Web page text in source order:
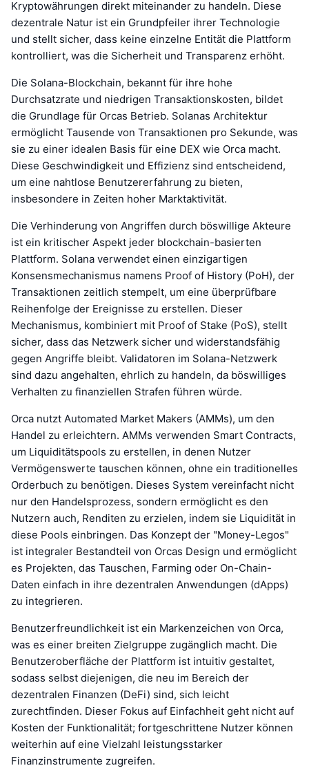
Kryptowährungen direkt miteinander zu handeln. Diese
dezentrale Natur ist ein Grundpfeiler ihrer Technologie
und stellt sicher, dass keine einzelne Entität die Plattform
kontrolliert, was die Sicherheit und Transparenz erhöht.
Die Solana-Blockchain, bekannt für ihre hohe
Durchsatzrate und niedrigen Transaktionskosten, bildet
die Grundlage für Orcas Betrieb. Solanas Architektur
ermöglicht Tausende von Transaktionen pro Sekunde, was
sie zu einer idealen Basis für eine DEX wie Orca macht.
Diese Geschwindigkeit und Effizienz sind entscheidend,
um eine nahtlose Benutzererfahrung zu bieten,
insbesondere in Zeiten hoher Marktaktivität.
Die Verhinderung von Angriffen durch böswillige Akteure
ist ein kritischer Aspekt jeder blockchain-basierten
Plattform. Solana verwendet einen einzigartigen
Konsensmechanismus namens Proof of History (PoH), der
Transaktionen zeitlich stempelt, um eine überprüfbare
Reihenfolge der Ereignisse zu erstellen. Dieser
Mechanismus, kombiniert mit Proof of Stake (PoS), stellt
sicher, dass das Netzwerk sicher und widerstandsfähig
gegen Angriffe bleibt. Validatoren im Solana-Netzwerk
sind dazu angehalten, ehrlich zu handeln, da böswilliges
Verhalten zu finanziellen Strafen führen würde.
Orca nutzt Automated Market Makers (AMMs), um den
Handel zu erleichtern. AMMs verwenden Smart Contracts,
um Liquiditätspools zu erstellen, in denen Nutzer
Vermögenswerte tauschen können, ohne ein traditionelles
Orderbuch zu benötigen. Dieses System vereinfacht nicht
nur den Handelsprozess, sondern ermöglicht es den
Nutzern auch, Renditen zu erzielen, indem sie Liquidität in
diese Pools einbringen. Das Konzept der "Money-Legos"
ist integraler Bestandteil von Orcas Design und ermöglicht
es Projekten, das Tauschen, Farming oder On-Chain-
Daten einfach in ihre dezentralen Anwendungen (dApps)
zu integrieren.
Benutzerfreundlichkeit ist ein Markenzeichen von Orca,
was es einer breiten Zielgruppe zugänglich macht. Die
Benutzeroberfläche der Plattform ist intuitiv gestaltet,
sodass selbst diejenigen, die neu im Bereich der
dezentralen Finanzen (DeFi) sind, sich leicht
zurechtfinden. Dieser Fokus auf Einfachheit geht nicht auf
Kosten der Funktionalität; fortgeschrittene Nutzer können
weiterhin auf eine Vielzahl leistungsstarker
Finanzinstrumente zugreifen.